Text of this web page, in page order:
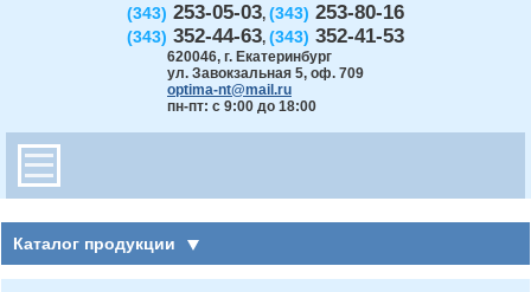
(343) 253-05-03, (343) 253-80-16
(343) 352-44-63, (343) 352-41-53
620046, г. Екатеринбург
ул. Завокзальная 5, оф. 709
optima-nt@mail.ru
пн-пт: с 9:00 до 18:00
Каталог продукции